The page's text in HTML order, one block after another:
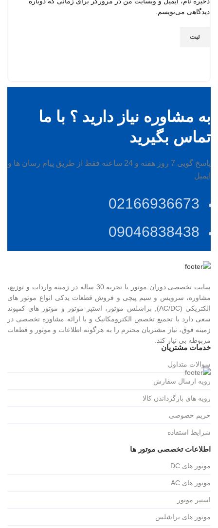
دیدگاهی می‌نویسم.
به مشاوره نیاز دارید ؟ با ما
تماس بگیرید
پاسخ گویی 7 روز هفته و 24 ساعته فقط از طریق پیام رسان ها و
ایمیل
02166936673
09046838438
سایت تخصصی دوران موتور با تجربه 30 ساله در زمینه واردات و توزیع،
مشاوره، سرویس و سیم پیچی و فروش قطعات یدکی انواع موتور های
الکتریکی (AC/DC), براشلس موتور، استپر موتور و موتور های کمپوند
سعی دارد با تجمیع تخصص الکترومکانیک و با ارائه مشاوره تخصصی در
زمینه فوق، نیاز مشتریان محترم را به هرگونه اطلاعات و موتور و قطعات
مربوطه بی نیاز کند.
خدمات مشتریان
سوالات متداول
رویه ارسال سفارش
رویه های بازگرداندن کالا
حریم خصوصی
شرایط استفاده
اطلاعات تخصصی موتور ها
موتور های DC
موتور های AC
استپر موتور
موتور های براشلس